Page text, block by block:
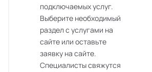
подключаемых услуг.
Выберите необходимый
раздел с услугами на
сайте или оставьте
заявку на сайте.
Специалисты свяжутся